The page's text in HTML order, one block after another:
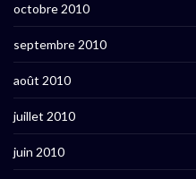
octobre 2010
septembre 2010
août 2010
juillet 2010
juin 2010